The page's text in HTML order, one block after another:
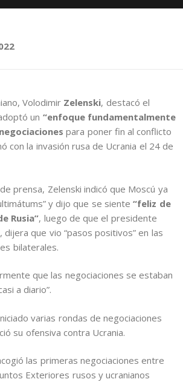
Volodimir Zelenski, destacó el
un “enfoque fundamentalmente
para poner fin al conflicto
con la invasión rusa de Ucrania el 24 de
prensa, Zelenski indicó que Moscú ya
y dijo que se siente“feliz de
Rusia”, luego de que el presidente
dijera que vio “pasos positivos” en las
bilaterales.
que las negociaciones se estaban
a diario”.
varias rondas de negociaciones
su ofensiva contra Ucrania.
las primeras negociaciones entre
Exteriores rusos y ucranianos